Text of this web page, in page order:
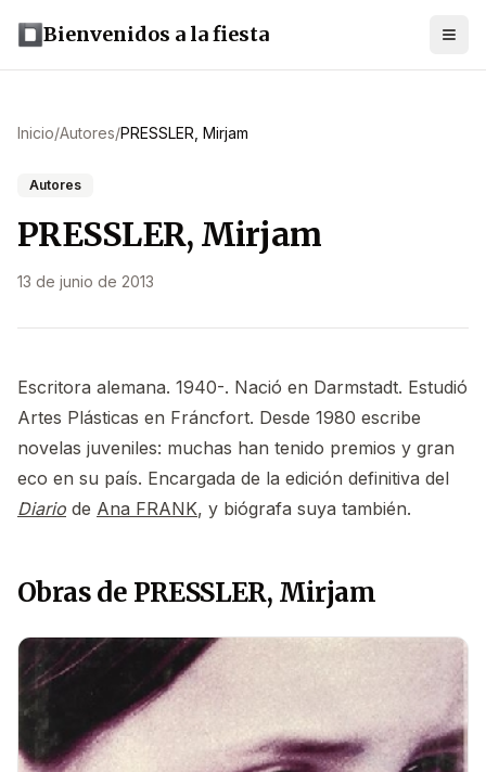
Bienvenidos a la fiesta
Inicio/Autores/PRESSLER, Mirjam
Autores
PRESSLER, Mirjam
13 de junio de 2013
Escritora alemana. 1940-. Nació en Darmstadt. Estudió
Artes Plásticas en Fráncfort. Desde 1980 escribe
novelas juveniles: muchas han tenido premios y gran
eco en su país. Encargada de la edición definitiva del
Diario de Ana FRANK, y biógrafa suya también.
Obras de PRESSLER, Mirjam